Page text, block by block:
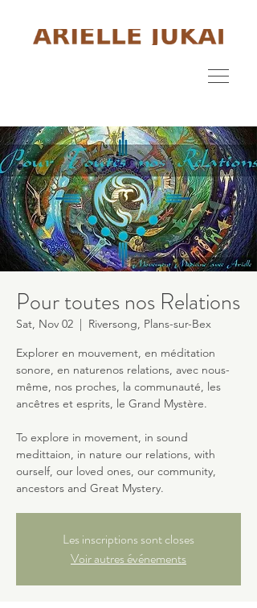
Pour toutes nos Relations
Sat, Nov 02
  |
Riversong, Plans-sur-Bex
Explorer en mouvement, en méditation
sonore, en naturenos relations, avec nous-
même, nos proches, la communauté, les
ancêtres et esprits, le Grand Mystère.
To explore in movement, in sound
medittaion, in nature our relations, with
ourself, our loved ones, our community,
ancestors and Great Mystery.
Les inscriptions sont closes
Voir autres événements